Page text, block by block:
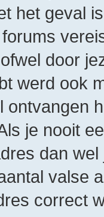
het geval
door
werd ook
ontvangen
je nooit
dan
valse
correct